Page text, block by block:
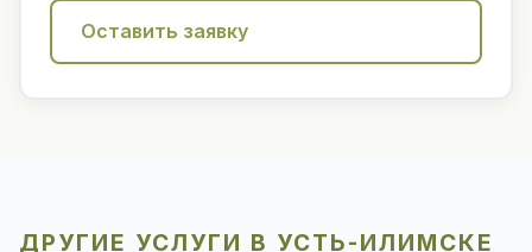
Оставить заявку
ДРУГИЕ УСЛУГИ В УСТЬ-ИЛИМСКЕ